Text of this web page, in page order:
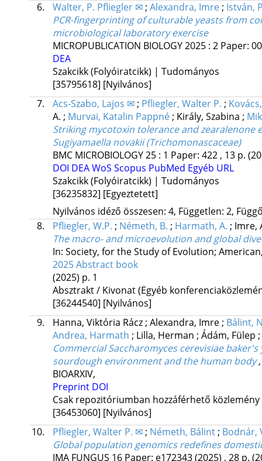
6.
Walter, P. Pfliegler ✉; Alexandra, Imre; István,
PCR-fingerprinting of culturable yeasts from
microbiological laboratory exercise
MICROPUBLICATION BIOLOGY2025: 2 Paper:
DEA
Szakcikk (Folyóiratcikk) | Tudományos
[35795618] [Nyilvános]
7.
Acs-Szabo, Lajos ✉; Pfliegler, Walter P. ;
A. ; Murvai, Katalin Pappné; Király, Szabina ;
Striking mycotoxin tolerance and zearalenone
Sugiyamaella novakii (Trichomonascaceae)
BMC MICROBIOLOGY25: 1 Paper: 422 , 13 p.
DOI DEAWoS Scopus PubMed Egyéb URL
Szakcikk (Folyóiratcikk) | Tudományos
[36235832] [Egyeztetett]
Nyilvános idéző összesen: 4, Független: 2,
8.
Pfliegler, W.P. ; Németh, B. ; Harmath, A. ; Imre,
The macro- and microevolution and global
In: Society, for the Study of Evolution;
2025 Abstract book
(2025) p. 1
Absztrakt / Kivonat (Egyéb
[36244540] [Nyilvános]
9.
Hanna, Viktória Rácz; Alexandra, Imre; Bálint,
Andrea, Harmath ; Lilla, Herman ; Ádám, Fülep ;
Commercial Saccharomyces cerevisiae
sourdough environment and the human body
BIOARXIV,
Preprint DOI
Csak repozitóriumban hozzáférhető
[36453060] [Nyilvános]
10.
Pfliegler, Walter P. ✉; Németh, Bálint; Bodnár,
Global population genomics redefines
IMA FUNGUS 16 Paper: e172343 (2025) , 28 p.